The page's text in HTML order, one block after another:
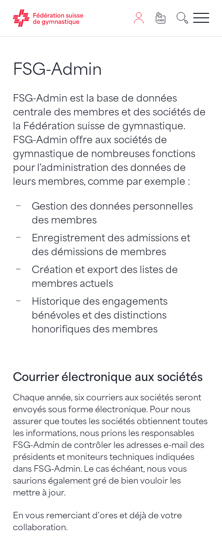
FSG-Admin
FSG-Admin est la base de données
centrale des membres et des sociétés de
la Fédération suisse de gymnastique.
FSG-Admin offre aux sociétés de
gymnastique de nombreuses fonctions
pour l'administration des données de
leurs membres, comme par exemple :
Gestion des données personnelles
des membres
Enregistrement des admissions et
des démissions de membres
Création et export des listes de
membres actuels
Historique des engagements
bénévoles et des distinctions
honorifiques des membres
Courrier électronique aux sociétés
Chaque année, six courriers aux sociétés seront
envoyés sous forme électronique. Pour nous
assurer que toutes les sociétés obtiennent toutes
les informations, nous prions les responsables
FSG-Admin de contrôler les adresses e-mail des
présidents et moniteurs techniques indiquées
dans FSG-Admin. Le cas échéant, nous vous
saurions également gré de bien vouloir les
mettre à jour.
En vous remerciant d’ores et déjà de votre
collaboration.